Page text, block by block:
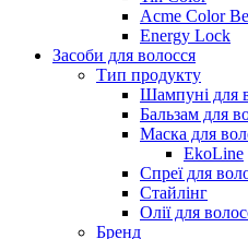
Acme Color
Energy Lock
Засоби для волосся
Тип продукту
Шампуні для
Бальзам для
Маска для
EkoLine
Спреї для
Стайлінг
Олії для
Бренд